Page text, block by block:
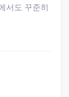
서도 꾸준히